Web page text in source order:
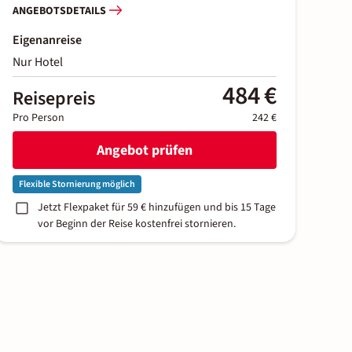
ANGEBOTSDETAILS
Eigenanreise
Nur Hotel
Reisepreis 484 €
Pro Person 242 €
Angebot prüfen
Flexible Stornierung möglich
Jetzt Flexpaket für 59 € hinzufügen und bis 15 Tage
vor Beginn der Reise kostenfrei stornieren.